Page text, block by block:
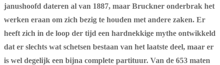
janushoofd dateren al van 1887, maar Bruckner onderbrak het
werken eraan om zich bezig te houden met andere zaken. Er
heeft zich in de loop der tijd een hardnekkige mythe ontwikkeld
dat er slechts wat schetsen bestaan van het laatste deel, maar er
is wel degelijk een bijna complete partituur. Van de 653 maten